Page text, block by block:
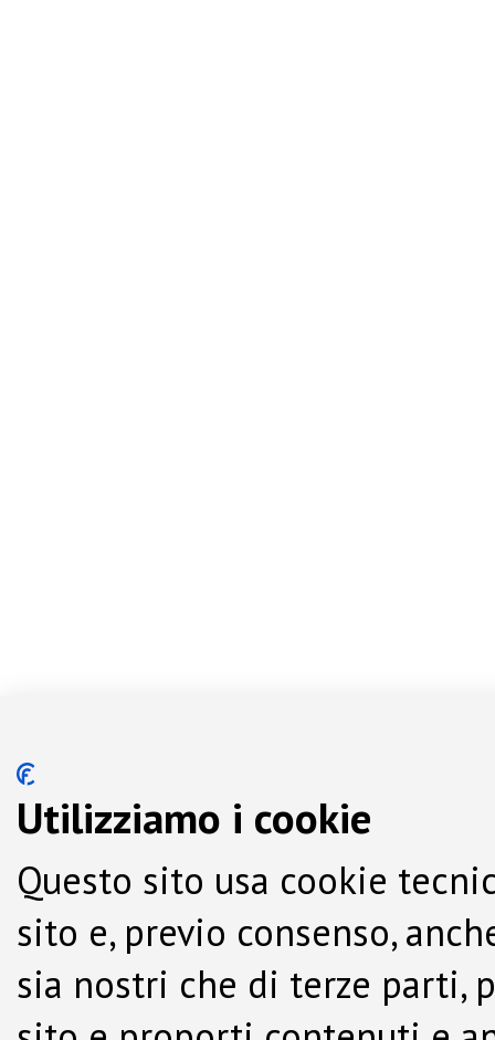
Utilizziamo i cookie
Questo sito usa cookie
sito e, previo consenso,
sia nostri che di terze parti,